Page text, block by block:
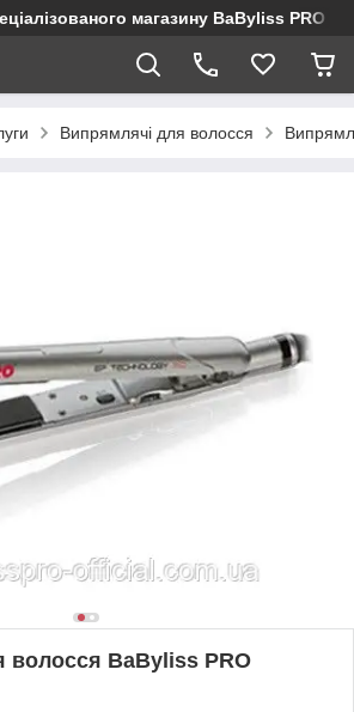
магазину BaByliss PRO
Випрямлячі для волосся
волосся BaByliss PRO